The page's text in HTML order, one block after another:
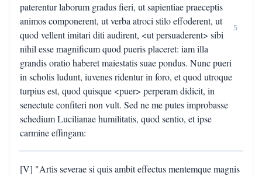
paterentur laborum gradus fieri, ut sapientiae praeceptis
animos componerent, ut verba atroci stilo effoderent, ut
quod vellent imitari diti audirent, <ut persuaderent> sibi
nihil esse magnificum quod pueris placeret: iam illa
grandis oratio haberet maiestatis suae pondus. Nunc pueri
in scholis ludunt, iuvenes ridentur in foro, et quod utroque
turpius est, quod quisque <puer> perperam didicit, in
senectute confiteri non vult. Sed ne me putes improbasse
schedium Lucilianae humilitatis, quod sentio, et ipse
carmine effingam:
5
[V] "Artis severae si quis ambit effectus mentemque magnis